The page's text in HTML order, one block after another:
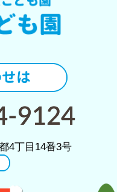
4丁目14番3号